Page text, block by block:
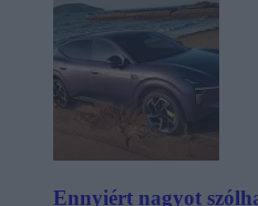
Ennyiért nagyot